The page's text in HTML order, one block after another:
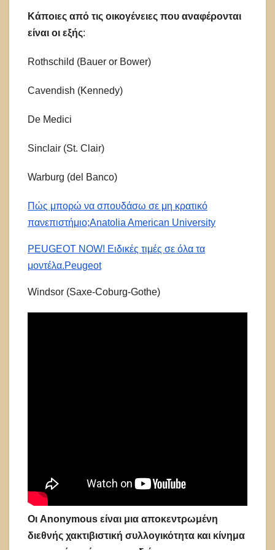
Κάποιες από τις οικογένειες που αναφέρονται
είναι οι εξής:
Rothschild (Bauer or Bower)
Cavendish (Kennedy)
De Medici
Sinclair (St. Clair)
Warburg (del Banco)
Πώς μπορώ να σπουδάσω σε μη κρατικό
πανεπιστήμιο;Anatolia American University
PEUGEOT NOW! Ειδικές τιμές σε όλα τα
μοντέλα.Peugeot
Windsor (Saxe-Coburg-Gothe)
Οι Anonymous είναι μια αποκεντρωμένη
διεθνής χακτιβιστική συλλογικότητα και κίνημα